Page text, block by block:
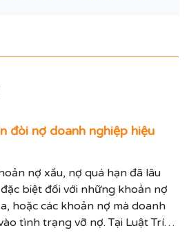
đòi nợ doanh nghiệp hiệu
nợ xấu, nợ quá hạn đã lâu
biệt đối với những khoản nợ
hoặc các khoản nợ mà doanh
tình trạng vỡ nợ. Tại Luật Trí